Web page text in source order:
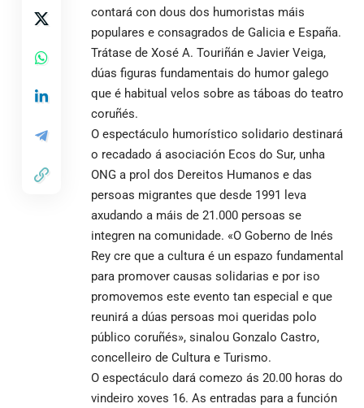
contará con dous dos humoristas máis
populares e consagrados de Galicia e España.
Trátase de Xosé A. Touriñán e Javier Veiga,
dúas figuras fundamentais do humor galego
que é habitual velos sobre as táboas do teatro
coruñés.
O espectáculo humorístico solidario destinará
o recadado á asociación Ecos do Sur, unha
ONG a prol dos Dereitos Humanos e das
persoas migrantes que desde 1991 leva
axudando a máis de 21.000 persoas se
integren na comunidade. «O Goberno de Inés
Rey cre que a cultura é un espazo fundamental
para promover causas solidarias e por iso
promovemos este evento tan especial e que
reunirá a dúas persoas moi queridas polo
público coruñés», sinalou Gonzalo Castro,
concelleiro de Cultura e Turismo.
O espectáculo dará comezo ás 20.00 horas do
vindeiro xoves 16. As entradas para a función